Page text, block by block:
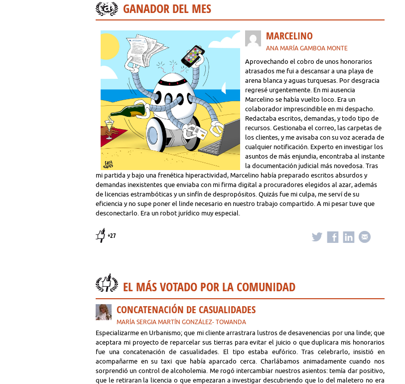
GANADOR DEL MES
MARCELINO
ANA MARÍA GAMBOA MONTE
Aprovechando el cobro de unos honorarios
atrasados me fui a descansar a una playa de
arena blanca y aguas turquesas. Por desgracia
regresé urgentemente. En mi ausencia
Marcelino se había vuelto loco. Era un
colaborador imprescindible en mi despacho.
Redactaba escritos, demandas, y todo tipo de
recursos. Gestionaba el correo, las carpetas de
los clientes, y me avisaba con su voz acerada de
cualquier notificación. Experto en investigar los
asuntos de más enjundia, encontraba al instante
la documentación judicial más novedosa. Tras
mi partida y bajo una frenética hiperactividad, Marcelino había preparado escritos absurdos y
demandas inexistentes que enviaba con mi firma digital a procuradores elegidos al azar, además
de licencias estrambóticas y un sinfín de despropósitos. Quizás fue mi culpa, me serví de su
eficiencia y no supe poner el linde necesario en nuestro trabajo compartido. A mi pesar tuve que
desconectarlo. Era un robot jurídico muy especial.
+27
EL MÁS VOTADO POR LA COMUNIDAD
CONCATENACIÓN DE CASUALIDADES
MARÍA SERGIA MARTÍN GONZÁLEZ- TOWANDA
Especializarme en Urbanismo; que mi cliente arrastrara lustros de desavenencias por una linde; que
aceptara mi proyecto de reparcelar sus tierras para evitar el juicio o que duplicara mis honorarios
fue una concatenación de casualidades. El tipo estaba eufórico. Tras celebrarlo, insistió en
acompañarme en su taxi que había aparcado cerca. Charlábamos animadamente cuando nos
sorprendió un control de alcoholemia. Me rogó intercambiar nuestros asientos: temía dar positivo,
que le retiraran la licencia o que empezaran a investigar descubriendo que lo del maletero no era